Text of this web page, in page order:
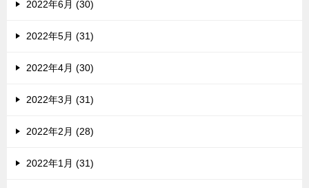
2022年6月 (30)
2022年5月 (31)
2022年4月 (30)
2022年3月 (31)
2022年2月 (28)
2022年1月 (31)